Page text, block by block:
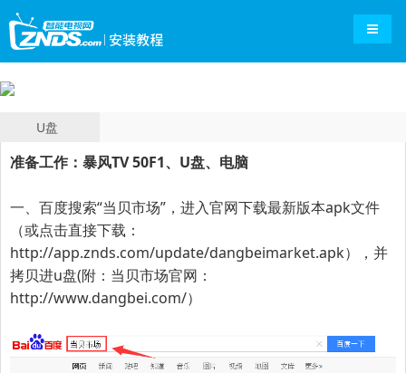
导航
U盘
准备工作：暴风TV 50F1、U盘、电脑
一、百度搜索“当贝市场”，进入官网下载最新版本apk文件
（或点击直接下载：
http://app.znds.com/update/dangbeimarket.apk），并
拷贝进u盘(附：当贝市场官网：
http://www.dangbei.com/）